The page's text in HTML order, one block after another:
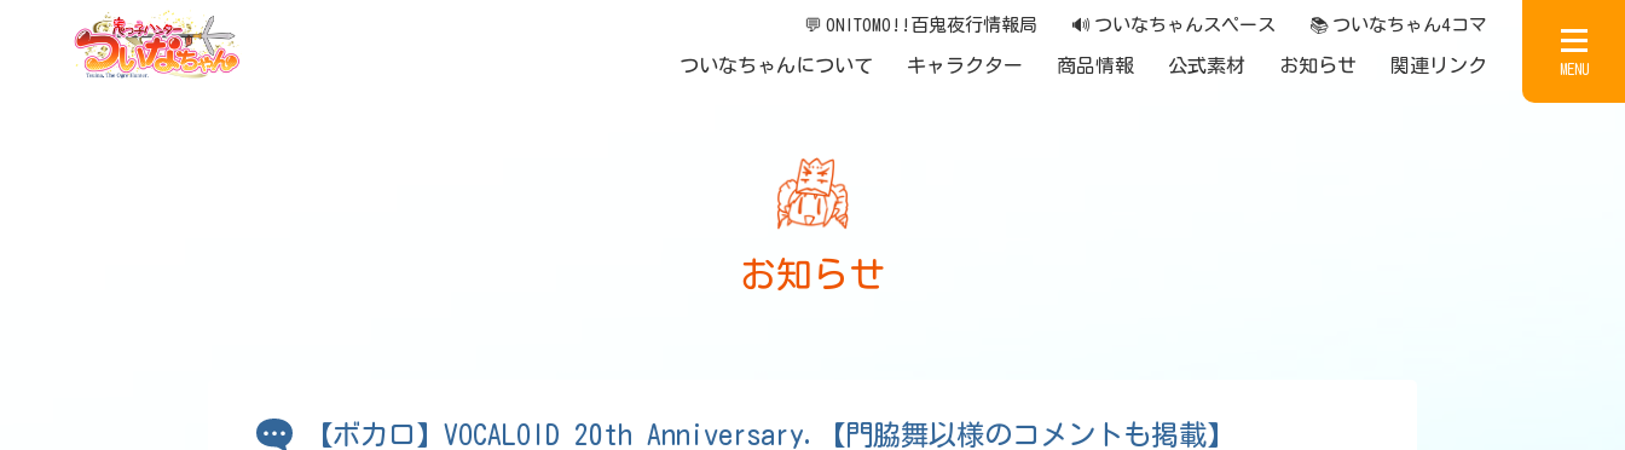
💬 ONITOMO!!百鬼夜行情報局 🔊 ついなちゃんスペース 📚 ついなちゃん4コマ
ついなちゃんについて キャラクター 商品情報 公式素材 お知らせ 関連リンク MENU
お知らせ
【ボカロ】VOCALOID 20th Anniversary.【門脇舞以様のコメントも掲載】